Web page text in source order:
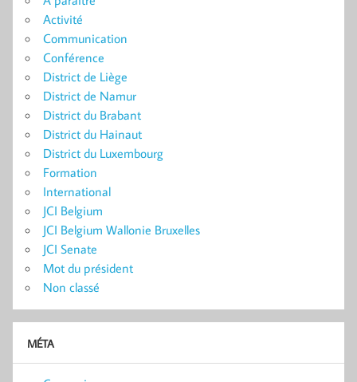
Activité
Communication
Conférence
District de Liège
District de Namur
District du Brabant
District du Hainaut
District du Luxembourg
Formation
International
JCI Belgium
JCI Belgium Wallonie Bruxelles
JCI Senate
Mot du président
Non classé
MÉTA